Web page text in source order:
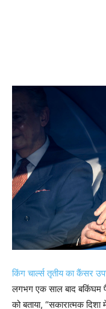
किंग चार्ल्स तृतीय का कैंसर
लगभग एक साल बाद बकिंघम
को बताया, “सकारात्मक